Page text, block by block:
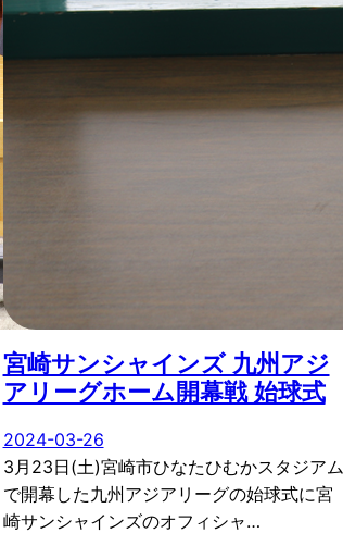
宮崎サンシャインズ 九州アジ
アリーグホーム開幕戦 始球式
2024-03-26
3月23日(土)宮崎市ひなたひむかスタジアム
で開幕した九州アジアリーグの始球式に宮
崎サンシャインズのオフィシャ…